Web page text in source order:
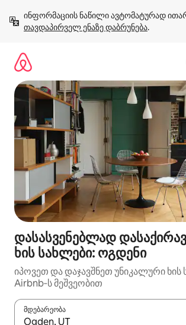
გადასვლა
თავდაპირველ ენაზე დაბრუნება.
დასასვენებლად
ხის სახლები: ოგდენი
იპოვეთ და დაჯავშნეთ უნიკალური ხის
Airbnb‑ს მეშვეობით
მდებარეობა
როცა შედეგები ხელმისაწვდომი